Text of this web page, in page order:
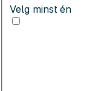
Velg minst én